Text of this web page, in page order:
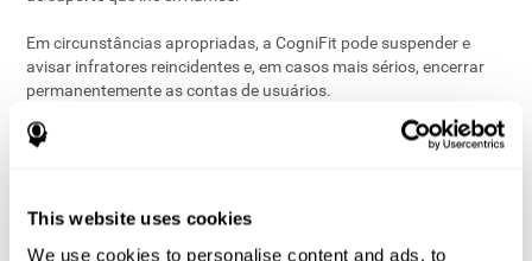
This website uses cookies
We use cookies to personalise content and ads, to
Em circunstâncias apropriadas, a CogniFit pode suspender e
avisar infratores reincidentes e, em casos mais sérios, encerrar
permanentemente as contas de usuários.
3. Envie um aviso de resposta em
autor
Se acredita que o material informado no aviso de direitos de